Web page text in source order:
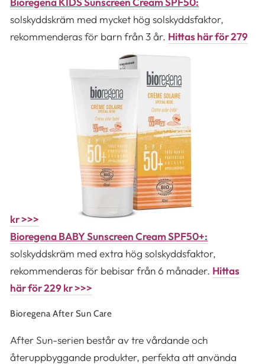
solskyddskräm med mycket hög solskyddsfaktor,
rekommenderas för barn från 3 år. Hittas här för 279
kr >>>
Bioregena BABY Sunscreen Cream SPF50+:
solskyddskräm med extra hög solskyddsfaktor,
rekommenderas för bebisar från 6 månader. Hittas
här för 229 kr >>>
Bioregena After Sun Care
After Sun-serien består av tre vårdande och
återuppbyggande produkter, perfekta att använda